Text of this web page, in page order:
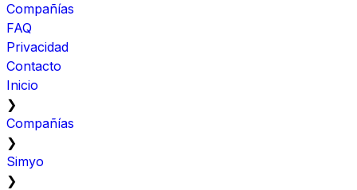
Compañías
FAQ
Privacidad
Contacto
Inicio
❯
Compañías
❯
Simyo
❯